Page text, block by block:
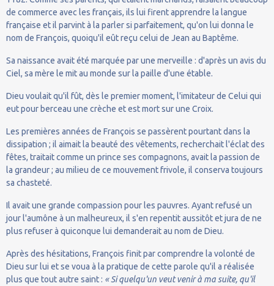
de commerce avec les français, ils lui firent apprendre la langue
française et il parvint à la parler si parfaitement, qu'on lui donna le
nom de François, quoiqu'il eût reçu celui de Jean au Baptême.
Sa naissance avait été marquée par une merveille : d'après un avis du
Ciel, sa mère le mit au monde sur la paille d'une étable.
Dieu voulait qu'il fût, dès le premier moment, l'imitateur de Celui qui
eut pour berceau une crèche et est mort sur une Croix.
Les premières années de François se passèrent pourtant dans la
dissipation ; il aimait la beauté des vêtements, recherchait l'éclat des
fêtes, traitait comme un prince ses compagnons, avait la passion de
la grandeur ; au milieu de ce mouvement frivole, il conserva toujours
sa chasteté.
Il avait une grande compassion pour les pauvres. Ayant refusé un
jour l'aumône à un malheureux, il s'en repentit aussitôt et jura de ne
plus refuser à quiconque lui demanderait au nom de Dieu.
Après des hésitations, François finit par comprendre la volonté de
Dieu sur lui et se voua à la pratique de cette parole qu'il a réalisée
plus que tout autre saint : « Si quelqu'un veut venir à ma suite, qu'il